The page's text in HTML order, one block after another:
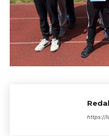
https://